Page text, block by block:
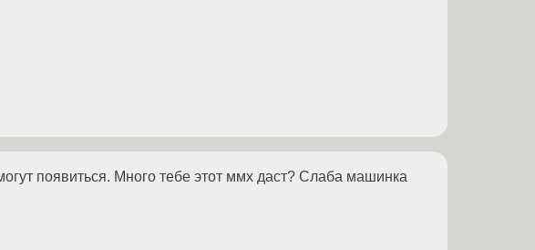
появиться. Много тебе этот ммх даст? Слаба машинка